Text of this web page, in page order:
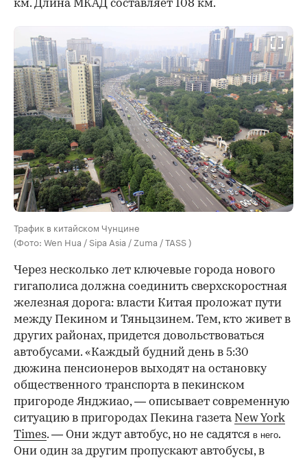
км. Длина МКАД составляет 108 км.
Трафик в китайском Чунцине
(Фото: Wen Hua / Sipa Asia / Zuma / TASS )
Через несколько лет ключевые города нового
гигаполиса должна соединить сверхскоростная
железная дорога: власти Китая проложат пути
между Пекином и Тяньцзинем. Тем, кто живет в
других районах, придется довольствоваться
автобусами. «Каждый будний день в 5:30
дюжина пенсионеров выходят на остановку
общественного транспорта в пекинском
пригороде Янджиао, — описывает современную
ситуацию в пригородах Пекина газета New York
Times. — Они ждут автобус, но не садятся в него.
Они один за другим пропускают автобусы, в